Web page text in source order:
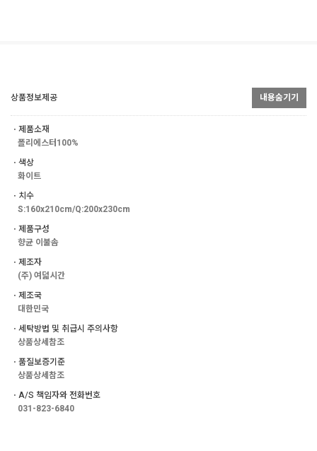
상품정보제공 내용숨기기
ㆍ제품소재
폴리에스터100%
ㆍ색상
화이트
ㆍ치수
S:160x210cm/Q:200x230cm
ㆍ제품구성
향균 이불솜
ㆍ제조자
(주) 여덟시간
ㆍ제조국
대한민국
ㆍ세탁방법 및 취급시 주의사항
상품상세참조
ㆍ품질보증기준
상품상세참조
ㆍA/S 책임자와 전화번호
031-823-6840